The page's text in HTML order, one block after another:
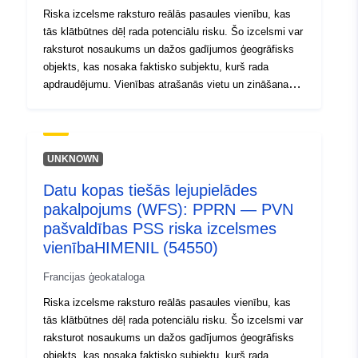
Riska izcelsme raksturo reālās pasaules vienību, kas
tās klātbūtnes dēļ rada potenciālu risku. Šo izcelsmi var
raksturot nosaukums un dažos gadījumos ģeogrāfisks
objekts, kas nosaka faktisko subjektu, kurš rada
apdraudējumu. Vienības atrašanās vietu un zināšanas
UNKNOWN
Datu kopas tiešās lejupielādes
pakalpojums (WFS): PPRN — PVN
pašvaldības PSS riska izcelsmes
vienībaHIMENIL (54550)
Francijas ģeokataloga
Riska izcelsme raksturo reālās pasaules vienību, kas
tās klātbūtnes dēļ rada potenciālu risku. Šo izcelsmi var
raksturot nosaukums un dažos gadījumos ģeogrāfisks
objekts, kas nosaka faktisko subjektu, kurš rada